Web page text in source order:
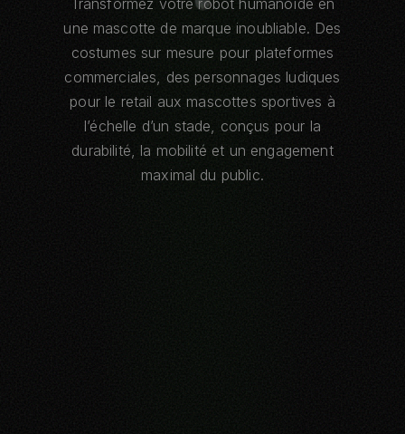
Transformez votre robot humanoïde en
une mascotte de marque inoubliable. Des
costumes sur mesure pour plateformes
commerciales, des personnages ludiques
pour le retail aux mascottes sportives à
l’échelle d’un stade, conçus pour la
durabilité, la mobilité et un engagement
maximal du public.